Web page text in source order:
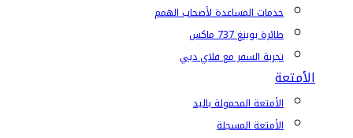
خدمات المساعدة لأصحاب الهمم
طائرة بوينغ 737 ماكس
تجربة السفر مع فلاي دبي
الأمتعة
الأمتعة المحمولة باليد
الأمتعة المسجلة